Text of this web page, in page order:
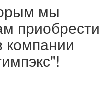
мы
приобрести
компании